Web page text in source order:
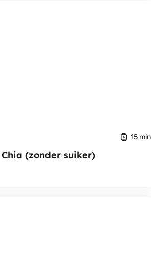
15 min
(zonder suiker)